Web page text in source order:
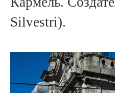
Silvestri).